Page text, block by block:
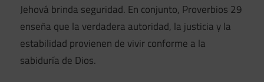
Jehová brinda seguridad. En conjunto, Proverbios 29
enseña que la verdadera autoridad, la justicia y la
estabilidad provienen de vivir conforme a la
sabiduría de Dios.